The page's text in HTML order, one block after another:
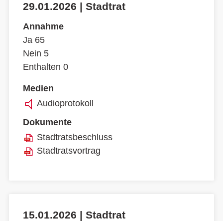
29.01.2026 | Stadtrat
Annahme
Ja 65
Nein 5
Enthalten 0
Medien
Audioprotokoll
Dokumente
Stadtratsbeschluss
Stadtratsvortrag
15.01.2026 | Stadtrat